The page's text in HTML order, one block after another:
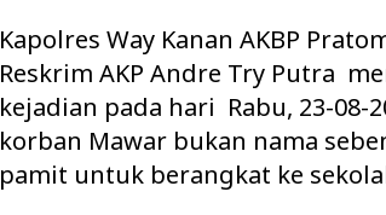
Kapolres Way Kanan AKBP
Reskrim AKP Andre Try Putra
kejadian pada hari Rabu, 23-08-
korban Mawar bukan nama
pamit untuk berangkat ke